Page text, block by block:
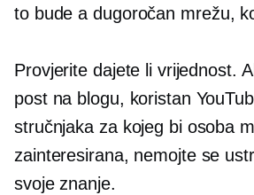
to bude adugoročan mrežu,
Provjerite dajete li vrijednost.
post na blogu, koristan
stručnjaka za kojeg bi osoba
zainteresirana, nemojte se
svoje znanje.